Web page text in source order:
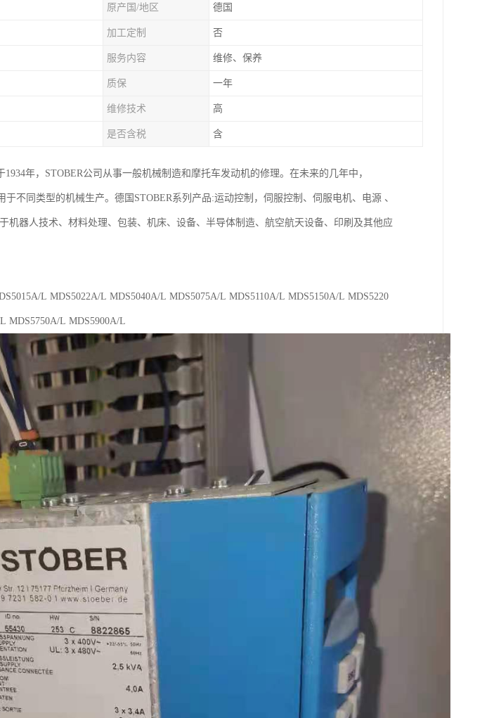
原产国/地区 德国
加工定制 否
服务内容 维修、保养
质保 一年
维修技术 高
是否含税 含
1934年，STOBER公司从事一般机械制造和摩托车发动机的修理。在未来的几年中，
不同类型的机械生产。德国STOBER系列产品:运动控制，伺服控制、伺服电机、电源 、
机器人技术、材料处理、包装、机床、设备、半导体制造、航空航天设备、印刷及其他应
L MDS5022A/L MDS5040A/L MDS5075A/L MDS5110A/L MDS5150A/L MDS5220
MDS5750A/L MDS5900A/L